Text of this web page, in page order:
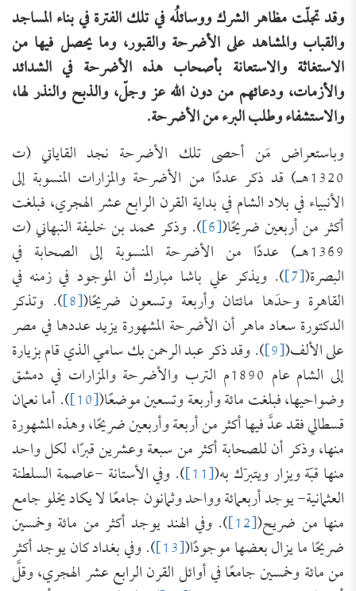
وقد تجلّت مظاهر الشرك ووسائلُه في تلك الفترةفي بناء المساجد
والقباب والمشاهد على الأضرحة والقبور، وما يحصل فيها من
الاستغاثة والاستعانة بأصحاب هذه الأضرحة في الشدائد
والأزمات، ودعائهم من دون الله عز وجلّ، والذبح والنذر لها،
والاستشفاء وطلب البرء من الأضرحة.
وباستعراض مَن أحصى تلك الأضرحة نجد القاياتي (ت
1320هـ) قد ذكر عددًا من الأضرحة والمزارات المنسوبة إلى
الأنبياء في بلاد الشام في بداية القرن الرابع عشر الهجري، فبلغت
أكثر من أربعين ضريحًا([6] ). وذكر محمد بن خليفة النبهاني (ت
1369هـ) عددًا من الأضرحة المنسوبة إلى الصحابة في
البصرة([7] ). ويذكر علي باشا مبارك أن الموجود في زمنه في
القاهرة وحدَها مائتان وأربعة وتسعون ضريحًا([8] ). وتذكر
الدكتورة سعاد ماهر أن الأضرحة المشهورة يزيد عددها في مصر
على الألف([9] ). وقد ذكر عبد الرحمن بك سامي الذي قام بزيارة
إلى الشام عام 1890م الترب والأضرحة والمزارات في دمشق
وضواحيها، فبلغت مائة وأربعة وتسعين موضعًا([10] ). أما نعمان
قسطالي فقد عدَّ فيها أكثر من أربعة وأربعين ضريحًا، وهذه المشهورة
منها، وذكر أن للصحابة أكثر من سبعة وعشرين قبرًا، لكل واحد
منها قبّة ويزار ويتبرّك به([11] ). وفي الأستانة -عاصمة السلطنة
العثمانية- يوجد أربعمائة وواحد وثمانون جامعًا لا يكاد يخلو جامع
منها من ضريح([12] ). وفي الهند يوجد أكثر من مائة وخمسين
ضريحًا ما يزال بعضها موجودًا([13] ). وفي بغداد كان يوجد أكثر
من مائة وخمسين جامعًا في أوائل القرن الرابع عشر الهجري، وقلَّ